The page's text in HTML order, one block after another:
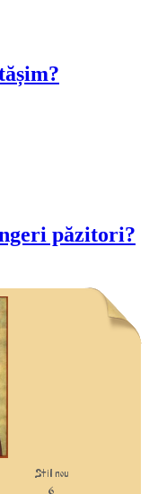
păzitori?